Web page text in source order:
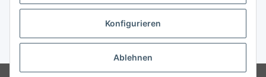
Konfigurieren
Ablehnen